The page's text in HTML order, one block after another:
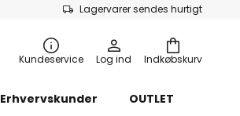
Lagervarer sendes hurtigt
Indkøbskurv
Kundeservice Log ind
Erhvervskunder OUTLET